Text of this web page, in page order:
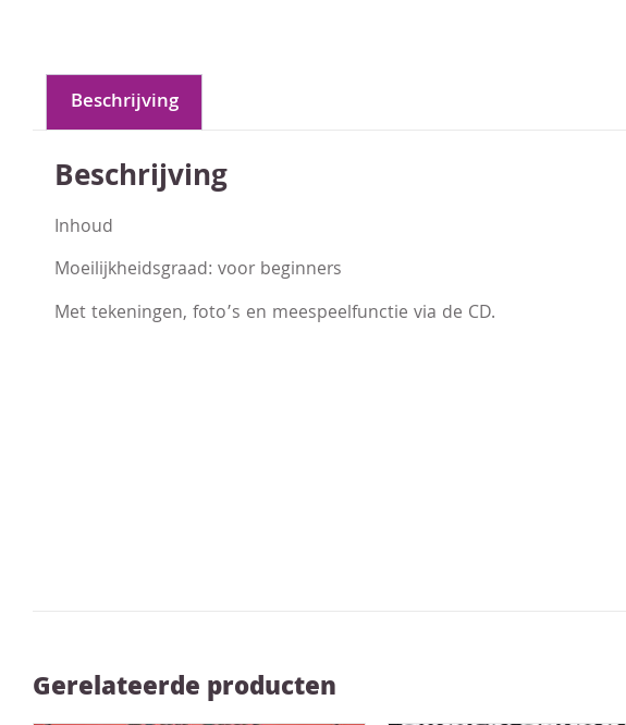
Beschrijving
Beschrijving
Inhoud
Moeilijkheidsgraad: voor beginners
Met tekeningen, foto’s en meespeelfunctie via de CD.
Gerelateerde producten